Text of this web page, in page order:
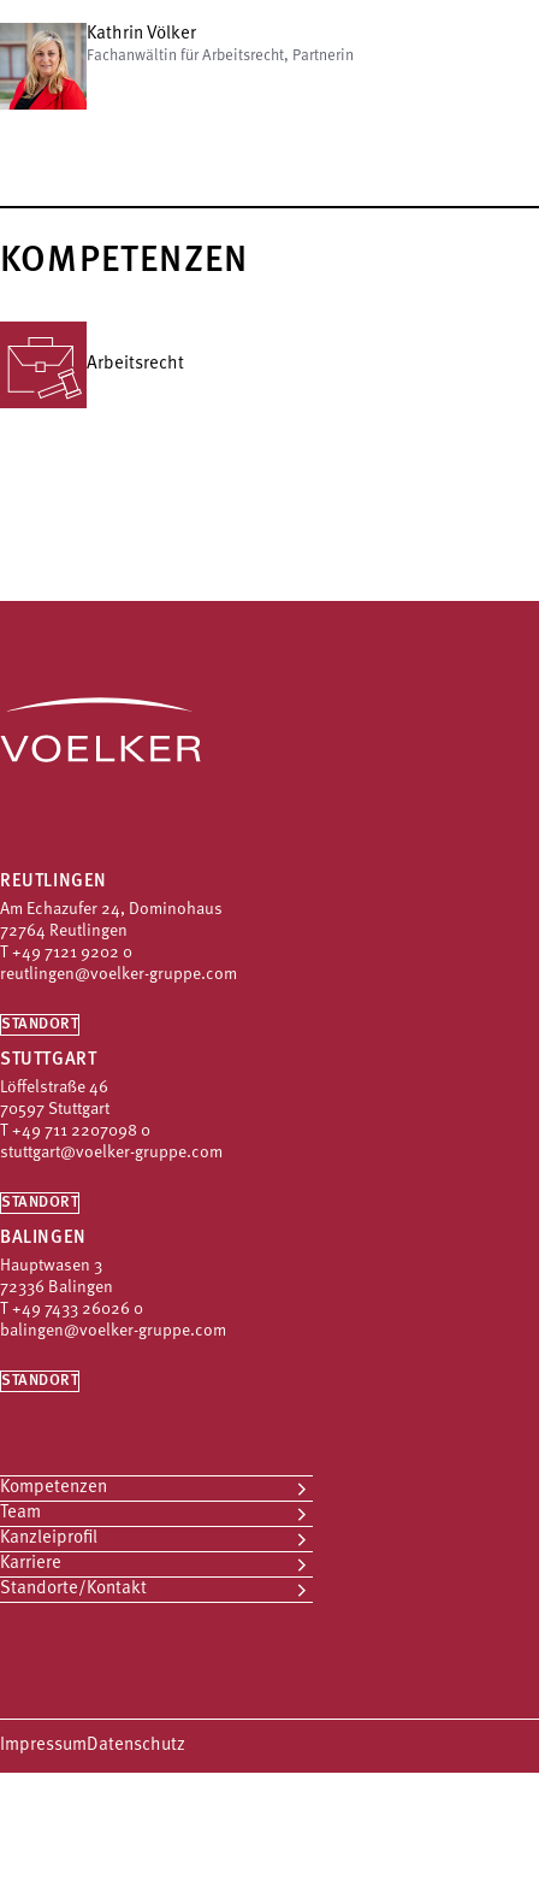
Kathrin Völker
Fachanwältin für Arbeitsrecht, Partnerin
KOMPETENZEN
Arbeitsrecht
REUTLINGEN
Am Echazufer 24, Dominohaus
72764 Reutlingen
+49 7121 9202 0
reutlingen@voelker-gruppe.com
STANDORT
STUTTGART
Löffelstraße 46
70597 Stuttgart
+49 711 2207098 0
stuttgart@voelker-gruppe.com
STANDORT
BALINGEN
Hauptwasen 3
72336 Balingen
+49 7433 26026 0
balingen@voelker-gruppe.com
STANDORT
Kompetenzen
Team
Kanzleiprofil
Karriere
Standorte/Kontakt
Impressum Datenschutz